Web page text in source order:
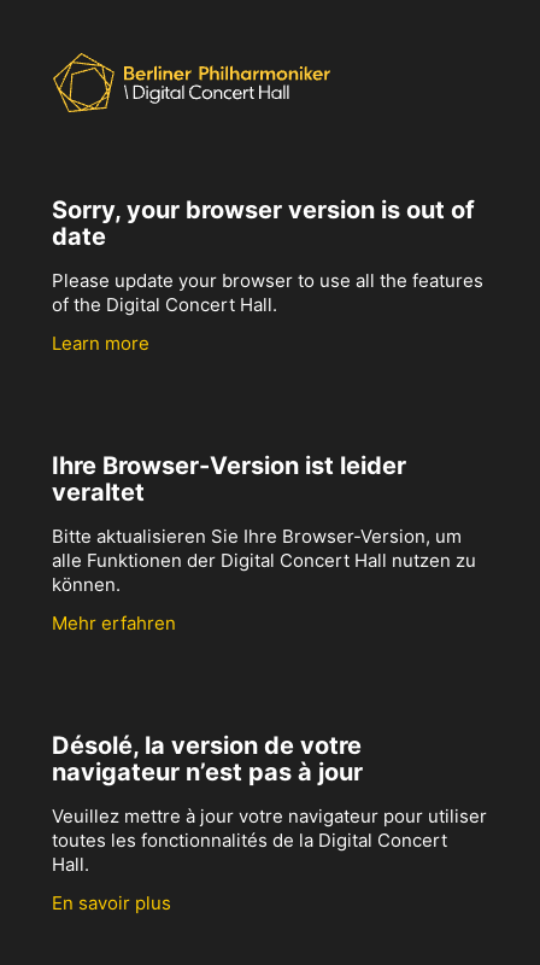
Sorry, your browser version is out of
date
Please update your browser to use all the features
of the Digital Concert Hall.
Learn more
Ihre Browser-Version ist leider
veraltet
Bitte aktualisieren Sie Ihre Browser-Version, um
alle Funktionen der Digital Concert Hall nutzen zu
können.
Mehr erfahren
Désolé, la version de votre
navigateur n’est pas à jour
Veuillez mettre à jour votre navigateur pour utiliser
toutes les fonctionnalités de la Digital Concert
Hall.
En savoir plus